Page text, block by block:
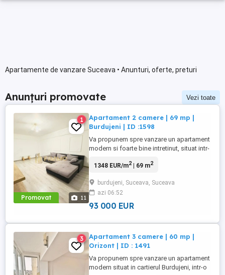
Apartamente de vanzare Suceava • Anunturi, oferte, preturi
Anunțuri promovate Vezi toate
Promovat 11
1
Apartament 2 camere | 69 mp |
Burdujeni | ID :1598
Va propunem spre vanzare un apartament
modern si foarte bine intretinut, situat intr-
Burdujeni, ideal pentru cei care isi doresc
punctele de interes ale orasului.
Apartamentul are 2 camere si o suprafata
utila generoasa ...
1348 EUR/m2| 69 m2
burdujeni, Suceava, Suceava
azi 06:52
93 000 EUR
3
Apartament 3 camere | 60 mp |
Orizont | ID : 1491
Va propunem spre vanzare un apartament
modern situat in cartierul Burdujeni, intr-o